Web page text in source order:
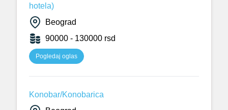
hotela)
Beograd
90000 - 130000 rsd
Pogledaj oglas
Konobar/Konobarica